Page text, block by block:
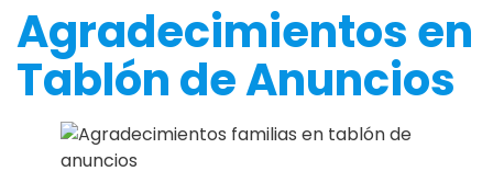
Agradecimientosen
Tablón de Anuncios